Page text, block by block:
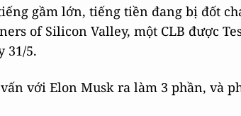
gầm lớn, tiếng tiền đang bị đốt
of Silicon Valley, một CLB được
31/5.
với Elon Musk ra làm 3 phần, và